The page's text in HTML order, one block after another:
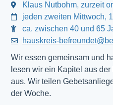
Klaus Nutbohm, zurzeit
jeden zweiten Mittwoch,
ca. zwischen 40 und 65
hauskreis-
Wir essen gemeinsam und
lesen wir ein Kapitel aus
aus. Wir teilen
der Woche.